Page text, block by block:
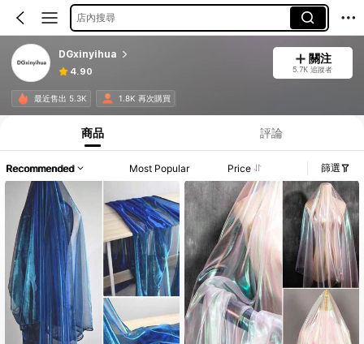
店內搜尋
DGxinyihua
4.90
關注
5.7K 追蹤者
最近售出 5.3K 1.8K 再次購買
商品 評論
Recommended Most Popular Price 篩選